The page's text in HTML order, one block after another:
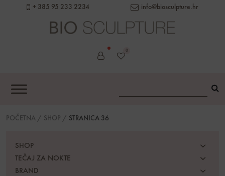
+ 385 95 233 2234 info@biosculpture.hr
0
POČETNA / SHOP / STRANICA 36
SHOP
TEČAJ ZA NOKTE
BRAND